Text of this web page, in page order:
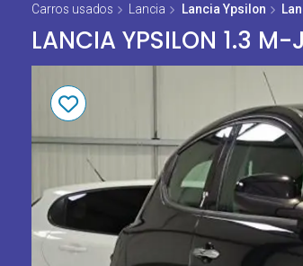
Carros usados Lancia Lancia Ypsilon
LANCIA YPSILON 1.3 M-